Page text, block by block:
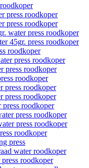
press roodkoper
press roodkoper
water press roodkoper
45gr. press roodkoper
roodkoper
press roodkoper
press roodkoper
roodkoper
press roodkoper
press roodkoper
roodkoper
press roodkoper
press roodkoper
roodkoper
press
water roodkoper
roodkoper